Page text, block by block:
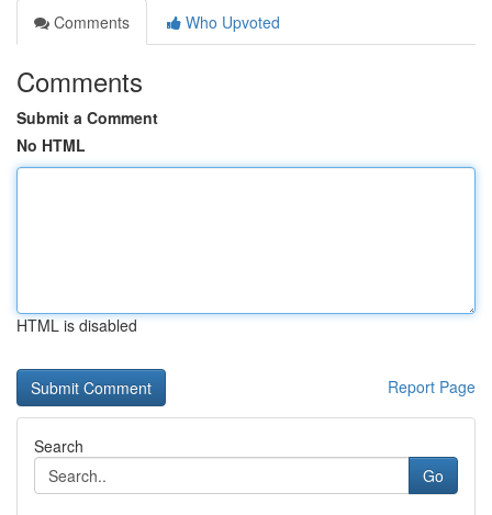
Comments
Who Upvoted
Comments
Submit a Comment
No HTML
HTML is disabled
Report Page
Search
Go